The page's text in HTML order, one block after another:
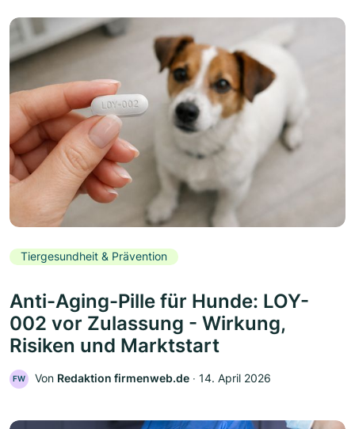
Tiergesundheit & Prävention
Anti-Aging-Pille für Hunde: LOY-
002 vor Zulassung - Wirkung,
Risiken und Marktstart
FW Von Redaktion firmenweb.de ‧ 14. April 2026